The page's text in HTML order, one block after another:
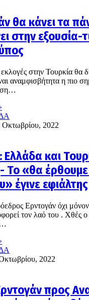
θα κάνει τα
στην εξουσία-
στην Τουρκία θα
αναμφισβήτητα η πιο
Οκτωβρίου, 2022
Ελλάδα και
Το «θα
έγινε εφιάλτης
Ερντογάν όχι
τον λαό του . Χθές ο
2022
προς